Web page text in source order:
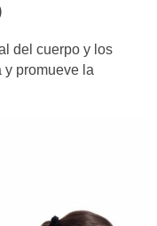
del cuerpo y los
promueve la